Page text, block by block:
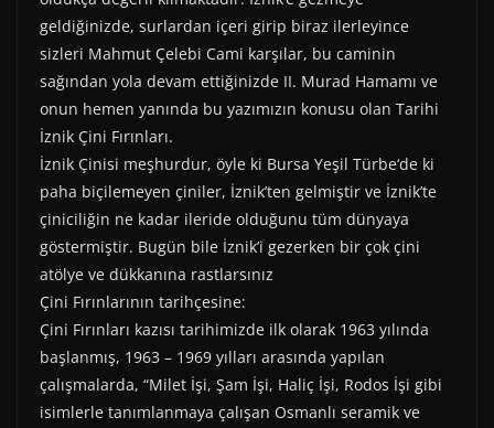
r
)
t
geldiğinizde, surlardan içeri girip biraz ilerleyince
sizleri Mahmut Çelebi Cami karşılar, bu caminin
sağından yola devam ettiğinizde II. Murad Hamamı ve
onun hemen yanında bu yazımızın konusu olan Tarihi
İznik Çini Fırınları.
İznik Çinisi meşhurdur, öyle ki Bursa Yeşil Türbe‘de ki
paha biçilemeyen çiniler, İznik’ten gelmiştir ve İznik’te
çiniciliğin ne kadar ileride olduğunu tüm dünyaya
göstermiştir. Bugün bile İznik’i gezerken bir çok çini
atölye ve dükkanına rastlarsınız
Çini Fırınlarının tarihçesine:
Çini Fırınları kazısı tarihimizde ilk olarak 1963 yılında
başlanmış, 1963 – 1969 yılları arasında yapılan
çalışmalarda, “Milet İşi, Şam İşi, Haliç İşi, Rodos İşi gibi
isimlerle tanımlanmaya çalışan Osmanlı seramik ve